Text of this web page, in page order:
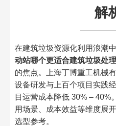
解
在建筑垃圾资源化利用浪潮中
动站哪个更适合建筑垃圾处
的焦点。上海丁博重工机械
设备研发与上百个项目实践
目运营成本降低 30% – 40%
用场景、成本效益等维度展
选型参考。​